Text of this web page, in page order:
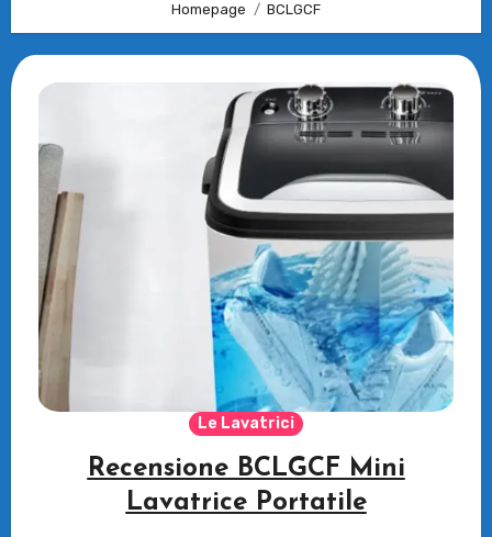
Homepage BCLGCF
Le Lavatrici
Recensione BCLGCF Mini
Lavatrice Portatile